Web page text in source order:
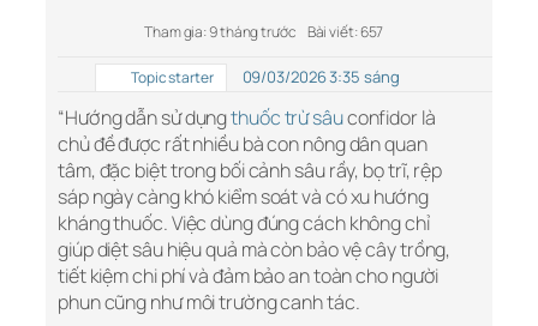
Tham gia: 9 tháng trước Bài viết: 657
Topic starter 09/03/2026 3:35 sáng
“Hướng dẫn sử dụngthuốc trừ sâuconfidor là
chủ đề được rất nhiều bà con nông dân quan
tâm, đặc biệt trong bối cảnh sâu rầy, bọ trĩ, rệp
sáp ngày càng khó kiểm soát và có xu hướng
kháng thuốc. Việc dùng đúng cách không chỉ
giúp diệt sâu hiệu quả mà còn bảo vệ cây trồng,
tiết kiệm chi phí và đảm bảo an toàn cho người
phun cũng như môi trường canh tác.